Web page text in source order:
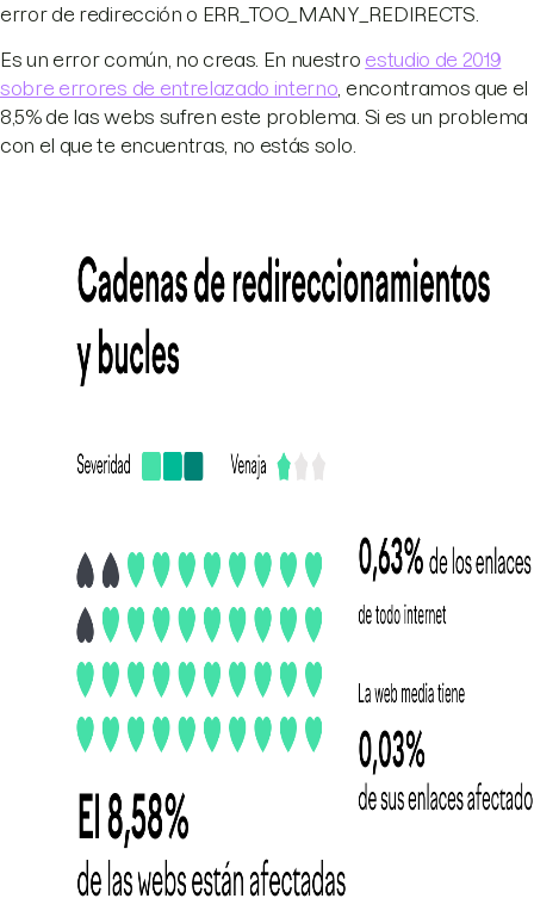
error de redirección o ERR_TOO_MANY_REDIRECTS.
Es un error común, no creas. En nuestro estudio de 2019
sobre errores de entrelazado interno , encontramos que el
8,5% de las webs sufren este problema. Si es un problema
con el que te encuentras, no estás solo.